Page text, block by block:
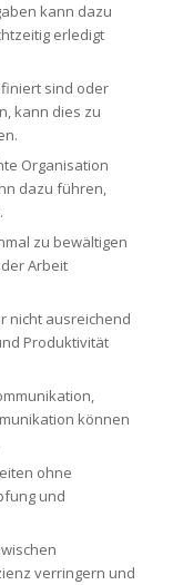
kann dazu
erledigt
sind oder
kann dies zu
Organisation
dazu führen,
zu bewältigen
Arbeit
nicht ausreichend
Produktivität
können
ohne
und
verringern und